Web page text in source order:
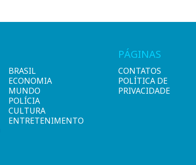
BRASIL
ECONOMIA
MUNDO
POLÍCIA
CULTURA
ENTRETENIMENTO
PÁGINAS
CONTATOS
POLÍTICA DE
PRIVACIDADE